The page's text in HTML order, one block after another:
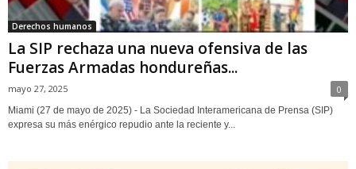
Derechos humanos
La SIP rechaza una nueva ofensiva de las
Fuerzas Armadas hondureñas...
mayo 27, 2025 0
Miami (27 de mayo de 2025) - La Sociedad Interamericana de Prensa (SIP)
expresa su más enérgico repudio ante la reciente y...